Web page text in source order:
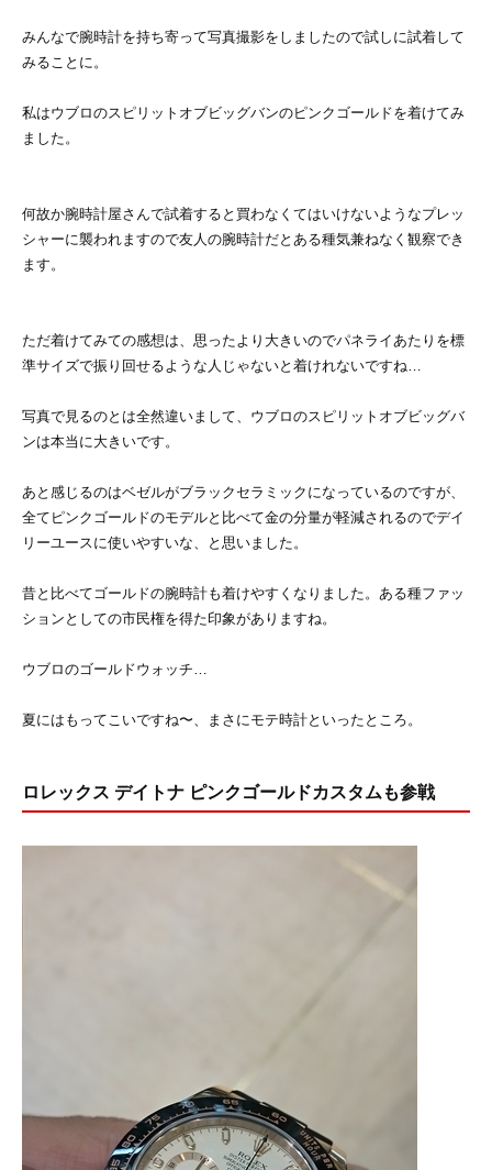
みんなで腕時計を持ち寄って写真撮影をしましたので試しに試着して
みることに。
私はウブロのスピリットオブビッグバンのピンクゴールドを着けてみ
ました。
何故か腕時計屋さんで試着すると買わなくてはいけないようなプレッ
シャーに襲われますので友人の腕時計だとある種気兼ねなく観察でき
ます。
ただ着けてみての感想は、思ったより大きいのでパネライあたりを標
準サイズで振り回せるような人じゃないと着けれないですね…
写真で見るのとは全然違いまして、ウブロのスピリットオブビッグバ
ンは本当に大きいです。
あと感じるのはベゼルがブラックセラミックになっているのですが、
全てピンクゴールドのモデルと比べて金の分量が軽減されるのでデイ
リーユースに使いやすいな、と思いました。
昔と比べてゴールドの腕時計も着けやすくなりました。ある種ファッ
ションとしての市民権を得た印象がありますね。
ウブロのゴールドウォッチ…
夏にはもってこいですね〜、まさにモテ時計といったところ。
ロレックス デイトナ ピンクゴールドカスタムも参戦